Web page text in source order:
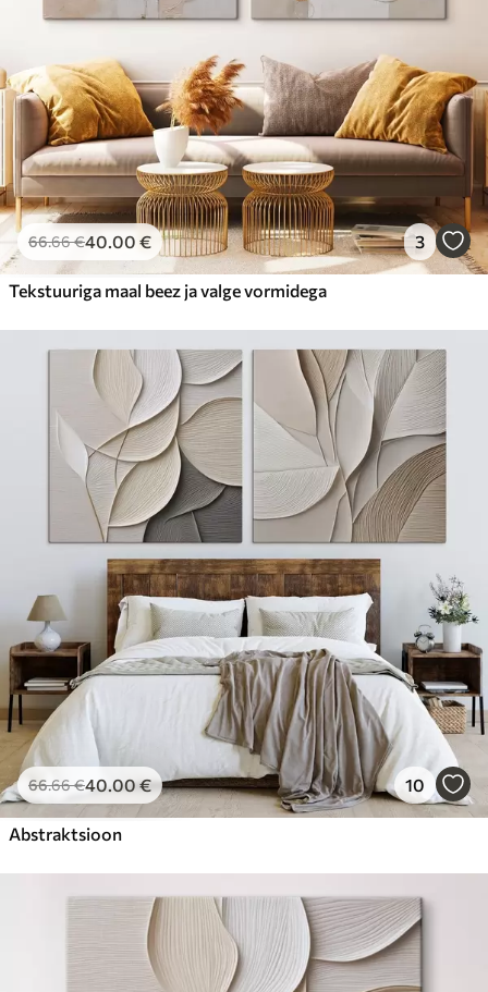
66.66€40.00 € 3
Tekstuuriga maal beez ja valge vormidega
66.66€40.00€ 10
Abstraktsioon